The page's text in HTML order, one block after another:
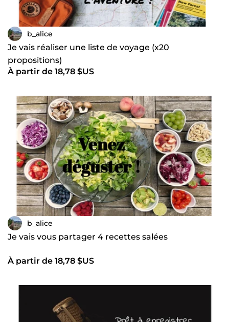
b_alice
Je vais réaliser une liste de voyage (x20
propositions)
À partir de 18,78 $US
b_alice
Je vais vous partager 4 recettes salées
À partir de 18,78 $US